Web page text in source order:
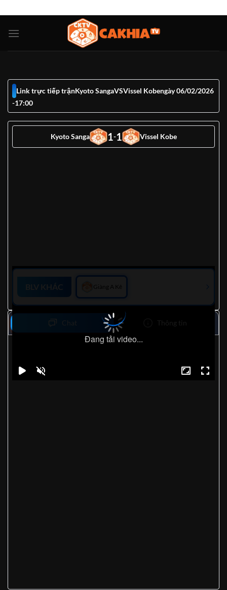
qua
nội
Link trực tiếp trậnKyoto SangaVSVissel Kobengày 06/02/2026
-17:00
Kyoto Sanga 1-1 Vissel Kobe
Đang tải video...
BLV KHÁC Giàng A Kê
Chat Thông tin